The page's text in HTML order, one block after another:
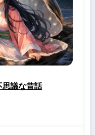
議な昔話